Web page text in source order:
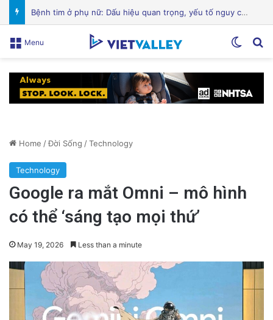
Hành Trình Trở Về: Thi Thể ‘Giày Xanh’ Sau 30 Năm Trên Đỉnh Everest
Menu
Home /Đời Sống /Technology
Technology
Google ra mắt Omni – mô hình
có thể ‘sáng tạo mọi thứ’
May 19, 2026 Less than a minute